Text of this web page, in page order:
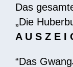
Das
„Die
A U S Z E I
“Das